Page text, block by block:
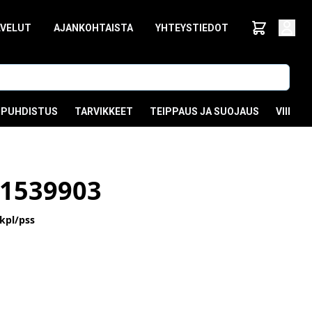
AJANKOHTAISTA YHTEYSTIEDOT
PUHDISTUS TARVIKKEET TEIPPAUS JA SUOJAUS
pss